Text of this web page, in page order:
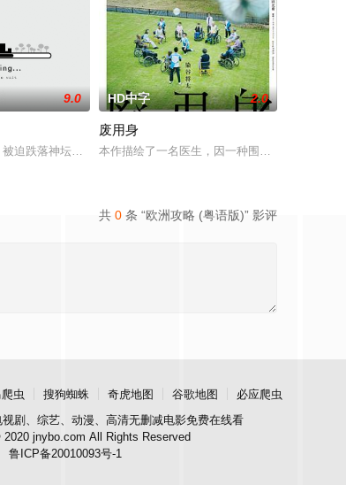
，在这个充满意外的年纪，未来似乎变得很具
、第十二届中华慈善奖最具爱心慈善楷模张彦杰老师的故事改编
9.0
迫跌落神坛。被那微不足道的成就麻醉过后他该如何面对现实，
HD中字 2.0
废用身
本作描绘了一名医生，因一种围绕“废用身”——
共 0 条 “欧洲攻略 (粤语版)” 影评
虫 搜狗蜘蛛 奇虎地图 谷歌地图
必应爬虫
剧、综艺、动漫、高清无删减电影免费在线看
jnybo.com All Rights Reserved
鲁ICP备20010093号-1